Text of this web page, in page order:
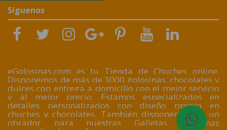
Síguenos
eGolosinas.com es tu Tienda de Chuches online.
Disponemos de más de 3000 golosinas, chocolates y
dulces con entrega a domicilio con el mejor servicio
y al mejor precio. Estamos especializados en
detalles personalizados con diseño propio en
chuches y chocolates. También disponemos de un
obrador para nuestras Galletas artesanas